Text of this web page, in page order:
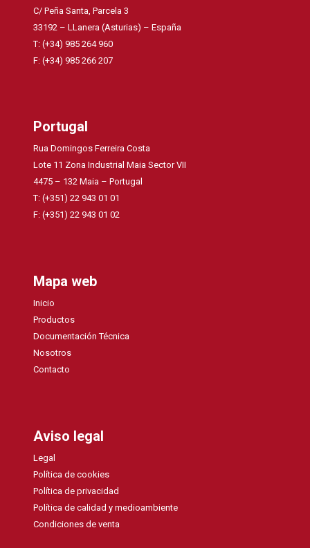
C/ Peña Santa, Parcela 3
33192 – LLanera (Asturias) – España
T: (+34) 985 264 960
F: (+34) 985 266 207
Portugal
Rua Domingos Ferreira Costa
Lote 11 Zona Industrial Maia Sector VII
4475 – 132 Maia – Portugal
T: (+351) 22 943 01 01
F: (+351) 22 943 01 02
Mapa web
Inicio
Productos
Documentación Técnica
Nosotros
Contacto
Aviso legal
Legal
Política de cookies
Política de privacidad
Política de calidad y medioambiente
Condiciones de venta